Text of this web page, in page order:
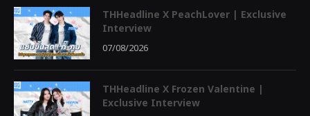
THHeadline X PeachLover | Exclusive
Interview
07/08/2026
THHeadline X Frozen Valentine |
Exclusive Interview